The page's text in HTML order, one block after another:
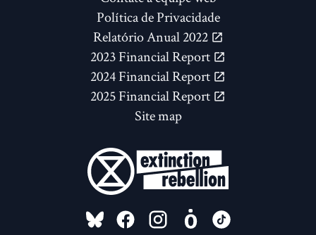
Política de Privacidade
Relatório Anual 2022
2023 Financial Report
2024 Financial Report
2025 Financial Report
Site map
FOLLOW US ON